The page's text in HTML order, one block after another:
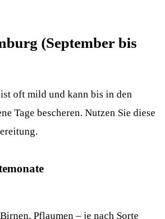
(September bis
oft mild und kann bis in den
Tage bescheren. Nutzen Sie diese
Pflaumen – je nach Sorte